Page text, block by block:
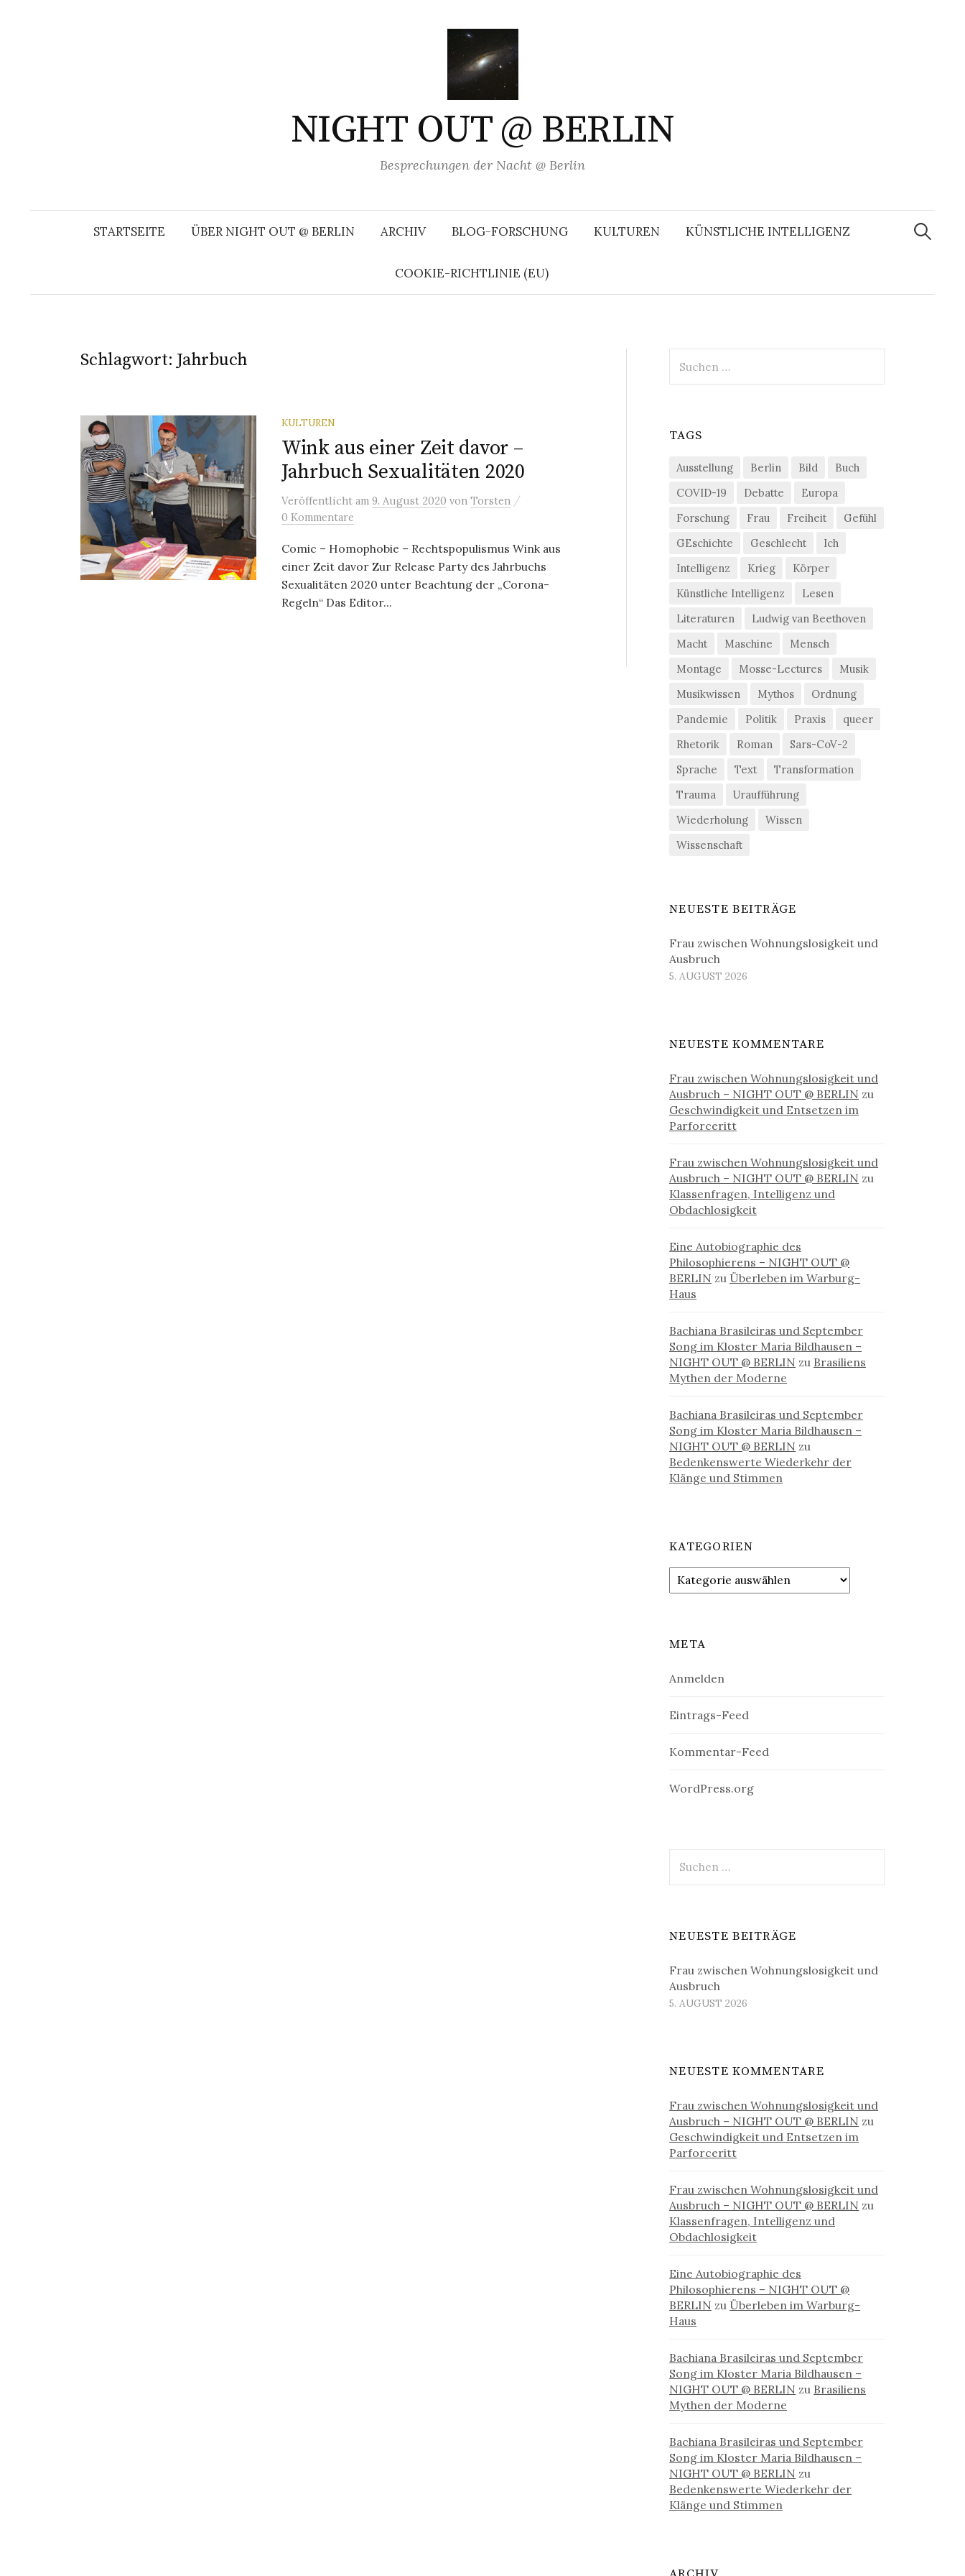
NIGHT OUT @ BERLIN
Besprechungen der Nacht @ Berlin
STARTSEITE ÜBER NIGHT OUT @ BERLIN ARCHIV BLOG-FORSCHUNG KULTUREN KÜNSTLICHE INTELLIGENZ
COOKIE-RICHTLINIE (EU)
Suchen
nach:
Schlagwort: Jahrbuch
KULTUREN
Wink aus einer Zeit davor –
Jahrbuch Sexualitäten 2020
Veröffentlicht am 9. August 2020 von Torsten /
0 Kommentare
Comic – Homophobie – Rechtspopulismus Wink aus
einer Zeit davor Zur Release Party des Jahrbuchs
Sexualitäten 2020 unter Beachtung der „Corona-
Regeln“ Das Editor...
nach:
TAGS
Ausstellung Berlin Bild
Buch
COVID-19
Debatte
Europa
Forschung
Frau Freiheit
Gefühl
GEschichte
Geschlecht
Ich
Intelligenz
Krieg
Körper
Künstliche Intelligenz
Lesen
Literaturen
Ludwig van Beethoven
Macht
Maschine
Mensch
Montage
Mosse-Lectures
Musik
Musikwissen
Mythos
Ordnung
Pandemie
Politik Praxis
queer
Rhetorik
Roman
Sars-CoV-2
Sprache
Text
Transformation
Trauma
Uraufführung
Wiederholung
Wissen
Wissenschaft
NEUESTE BEITRÄGE
Frau zwischen Wohnungslosigkeit und
Ausbruch
5. AUGUST 2026
NEUESTE KOMMENTARE
Frau zwischen Wohnungslosigkeit und
Ausbruch – NIGHT OUT @ BERLIN zu
Geschwindigkeit und Entsetzen im
Parforceritt
Frau zwischen Wohnungslosigkeit und
Ausbruch – NIGHT OUT @ BERLIN zu
Klassenfragen, Intelligenz und
Obdachlosigkeit
Eine Autobiographie des
Philosophierens – NIGHT OUT @
BERLIN zu Überleben im Warburg-
Haus
Bachiana Brasileiras und September
Song im Kloster Maria Bildhausen –
NIGHT OUT @ BERLIN zu Brasiliens
Mythen der Moderne
Bachiana Brasileiras und September
Song im Kloster Maria Bildhausen –
NIGHT OUT @ BERLIN zu
Bedenkenswerte Wiederkehr der
Klänge und Stimmen
KATEGORIEN
Kategorien
META
Anmelden
Eintrags-Feed
Kommentar-Feed
WordPress.org
nach:
NEUESTE BEITRÄGE
Frau zwischen Wohnungslosigkeit und
Ausbruch
5. AUGUST 2026
NEUESTE KOMMENTARE
Frau zwischen Wohnungslosigkeit und
Ausbruch – NIGHT OUT @ BERLIN zu
Geschwindigkeit und Entsetzen im
Parforceritt
Frau zwischen Wohnungslosigkeit und
Ausbruch – NIGHT OUT @ BERLIN zu
Klassenfragen, Intelligenz und
Obdachlosigkeit
Eine Autobiographie des
Philosophierens – NIGHT OUT @
BERLIN zu Überleben im Warburg-
Haus
Bachiana Brasileiras und September
Song im Kloster Maria Bildhausen –
NIGHT OUT @ BERLIN zu Brasiliens
Mythen der Moderne
Bachiana Brasileiras und September
Song im Kloster Maria Bildhausen –
NIGHT OUT @ BERLIN zu
Bedenkenswerte Wiederkehr der
Klänge und Stimmen